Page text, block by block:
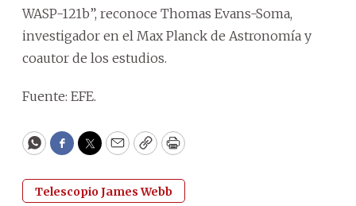
WASP-121b”, reconoce Thomas Evans-Soma,
investigador en el Max Planck de Astronomía y
coautor de los estudios.
Fuente: EFE.
WhatsApp
Facebook
Twitter
EmailCopyPrint
Telescopio James Webb